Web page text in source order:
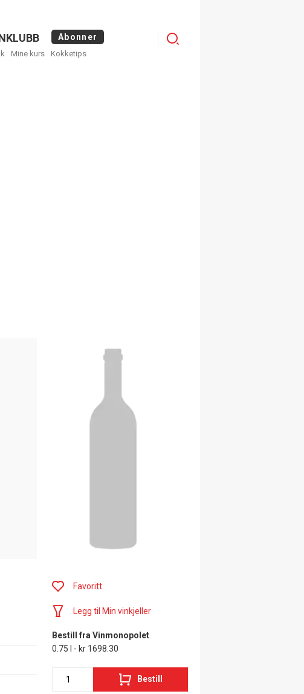
Abonner
Mine kurs Kokketips
Menu
Favoritt
Legg til Min vinkjeller
Bestill fra Vinmonopolet
0.75 l - kr 1698.30
Bestill